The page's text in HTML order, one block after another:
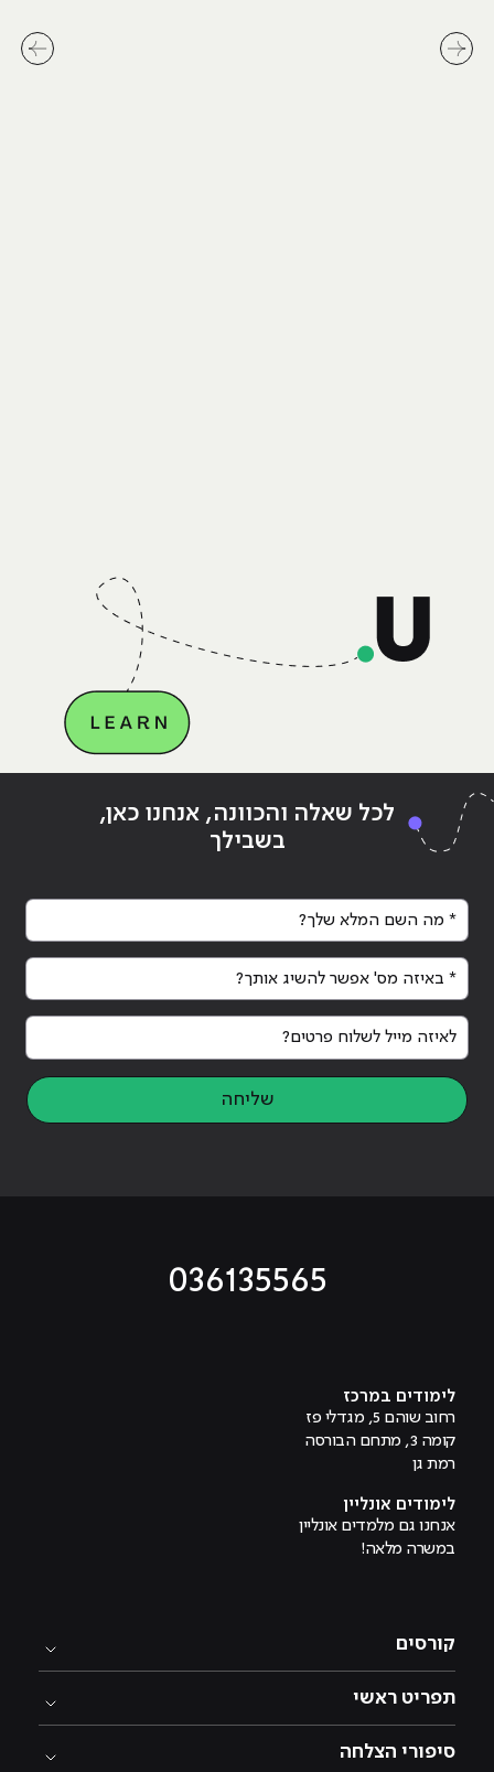
לחץ לחץ לשיקופית קודמת בסליידר מאמרים
לכל שאלה והכוונה, אנחנו כאן,
בשבילך
* מה השם המלא שלך?
* באיזה מס' אפשר להשיג אותך?
לאיזה מייל לשלוח פרטים?
שליחה
036135565
לימודים במרכז
רחוב שוהם 5, מגדלי פז
קומה 3, מתחם הבורסה
רמת גן
לימודים אונליין
אנחנו גם מלמדים אונליין
במשרה מלאה!
קורסים
תפריט ראשי
סיפורי הצלחה